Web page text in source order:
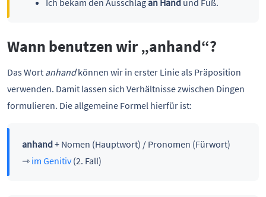
Wann benutzen wir „anhand“?
Das Wort anhandkönnen wir in erster Linie als Präposition
verwenden. Damit lassen sich Verhältnisse zwischen Dingen
formulieren. Die allgemeine Formel hierfür ist:
anhand+ Nomen (Hauptwort) / Pronomen (Fürwort)
⇾ im Genitiv(2. Fall)